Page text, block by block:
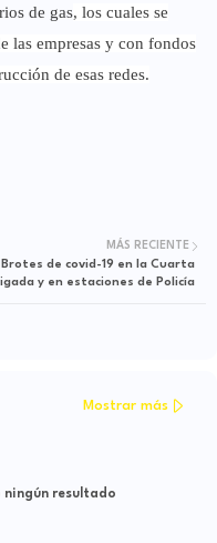
de gas, los cuales se
las empresas y con fondos
de esas redes.
MÁS RECIENTE
Brotes de covid-19 en la Cuarta
y en estaciones de Policía
Mostrar más
resultado